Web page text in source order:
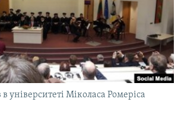
КРИМУ
університеті Міколаса Ромеріса